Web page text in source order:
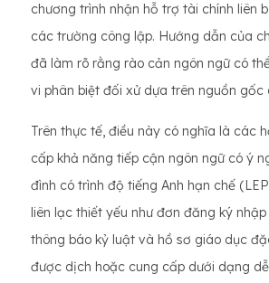
chương trình nhận hỗ trợ tài chính liên
các trường công lập. Hướng dẫn của
đã làm rõ rằng rào cản ngôn ngữ có
vi phân biệt đối xử dựa trên nguồn gốc
Trên thực tế, điều này có nghĩa là các
cấp khả năng tiếp cận ngôn ngữ có ý
đình có trình độ tiếng Anh hạn chế
liên lạc thiết yếu như đơn đăng ký
thông báo kỷ luật và hồ sơ giáo dục
được dịch hoặc cung cấp dưới dạng